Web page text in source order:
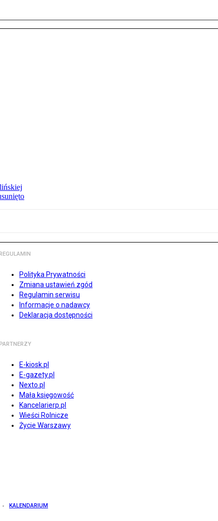
REGULAMIN
Polityka Prywatności
Zmiana ustawień zgód
Regulamin serwisu
Informacje o nadawcy
Deklaracja dostępności
PARTNERZY
E-kiosk.pl
E-gazety.pl
Nexto.pl
Mała księgowość
Kancelarierp.pl
Wieści Rolnicze
Życie Warszawy
KALENDARIUM